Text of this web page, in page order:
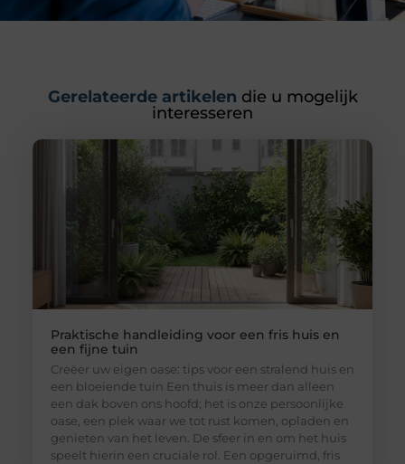
Gerelateerde artikelen die u mogelijk
interesseren
Praktische handleiding voor een fris huis en
een fijne tuin
Creëer uw eigen oase: tips voor een stralend huis en
een bloeiende tuin Een thuis is meer dan alleen
een dak boven ons hoofd; het is onze persoonlijke
oase, een plek waar we tot rust komen, opladen en
genieten van het leven. De sfeer in en om het huis
speelt hierin een cruciale rol. Een opgeruimd, fris